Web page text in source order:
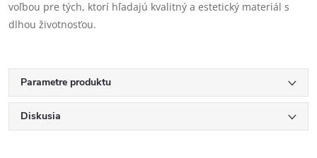
voľbou pre tých, ktorí hľadajú kvalitný a estetický materiál s
dlhou životnosťou.
Parametre produktu
Diskusia